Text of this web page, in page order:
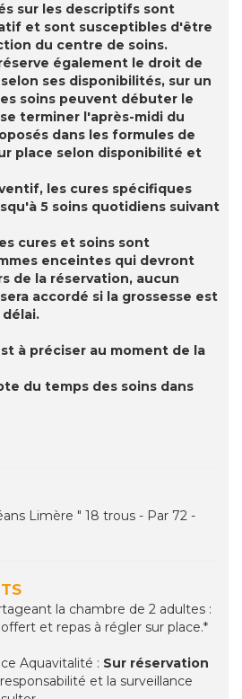
sur les descriptifs sont
et sont susceptibles d'être
du centre de soins.
également le droit de
ses disponibilités, sur un
soins peuvent débuter le
terminer l'après-midi du
dans les formules de
place selon disponibilité et
les cures spécifiques
5 soins quotidiens suivant
cures et soins sont
enceintes qui devront
de la réservation, aucun
accordé si la grossesse est
à préciser au moment de la
du temps des soins dans
Limère " 18 trous - Par 72 -
la chambre de 2 adultes :
et repas à régler sur place.*
Aquavitalité : Sur réservation
et la surveillance